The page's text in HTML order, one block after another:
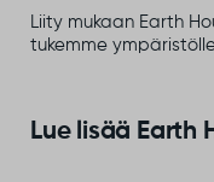
Liity mukaan Earth
tukemme
Lue lisää